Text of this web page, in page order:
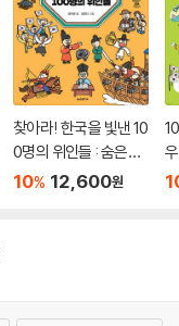
찾아라! 한국을 빛낸 10
0명의 위인들 : 숨은그
림찾기와 노랫말로 만
10% 12,600원